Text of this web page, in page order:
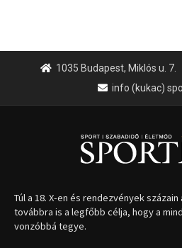
1035 Budapest, Miklós u. 7.
info (kukac)
Túl a 18. X-en és rendezvények
továbbra is a legfőbb célja, hogy a
vonzóbbá tegye.